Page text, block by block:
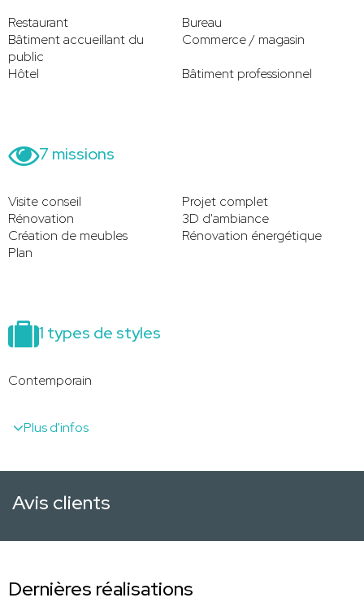
Restaurant
Bureau
Bâtiment accueillant du
public
Commerce / magasin
Hôtel
Bâtiment professionnel
1 types de styles
Contemporain
7 missions
Visite conseil
Projet complet
Rénovation
3D d'ambiance
Création de meubles
Rénovation énergétique
Plan
Plus d'infos
Avis clients
Dernières réalisations